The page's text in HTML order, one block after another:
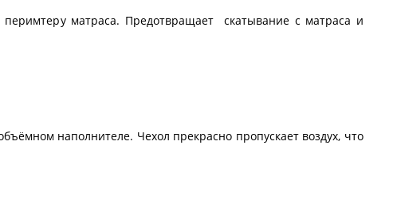
матраса. Предотвращает скатывание с матраса и
наполнителе. Чехол прекрасно пропускает воздух, что